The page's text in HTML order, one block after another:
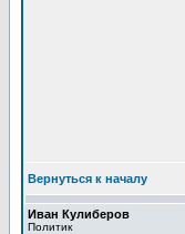
Вернуться к началу
Иван Кулиберов
Политик